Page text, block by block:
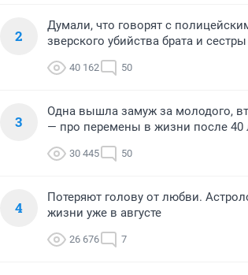
2
Думали, что говорят с
зверского убийства брата и
40 162 50
3
Одна вышла замуж за молодого,
— про перемены в жизни после 40
30 445 50
4
Потеряют голову от любви.
жизни уже в августе
26 676 7